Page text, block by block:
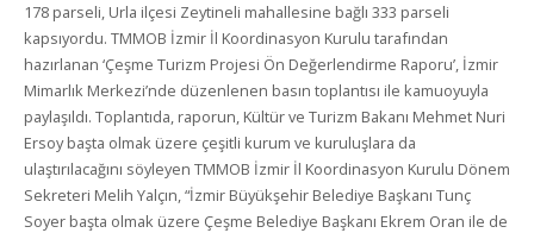
178 parseli, Urla ilçesi Zeytineli mahallesine bağlı 333 parseli
kapsıyordu. TMMOB İzmir İl Koordinasyon Kurulu tarafından
hazırlanan ‘Çeşme Turizm Projesi Ön Değerlendirme Raporu’, İzmir
Mimarlık Merkezi’nde düzenlenen basın toplantısı ile kamuoyuyla
paylaşıldı. Toplantıda, raporun, Kültür ve Turizm Bakanı Mehmet Nuri
Ersoy başta olmak üzere çeşitli kurum ve kuruluşlara da
ulaştırılacağını söyleyen TMMOB İzmir İl Koordinasyon Kurulu Dönem
Sekreteri Melih Yalçın, “İzmir Büyükşehir Belediye Başkanı Tunç
Soyer başta olmak üzere Çeşme Belediye Başkanı Ekrem Oran ile de